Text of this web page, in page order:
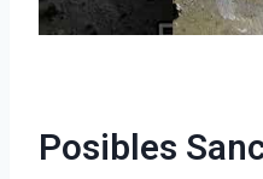
Posibles